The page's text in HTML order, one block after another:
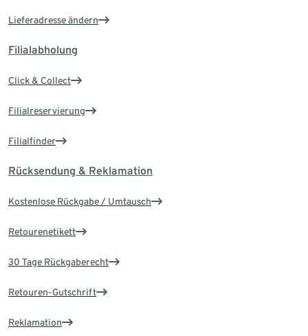
Lieferadresse ändern
Filialabholung
Click & Collect
Filialreservierung
Filialfinder
Rücksendung & Reklamation
Kostenlose Rückgabe / Umtausch
Retourenetikett
30 Tage Rückgaberecht
Retouren-Gutschrift
Reklamation